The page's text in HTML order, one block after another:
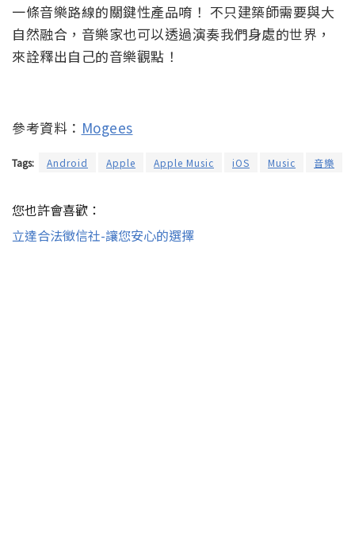
一條音樂路線的關鍵性產品唷！ 不只建築師需要與大
自然融合，音樂家也可以透過演奏我們身處的世界，
來詮釋出自己的音樂觀點！
參考資料： Mogees
Tags: Android Apple Apple Music iOS Music 音樂
您也許會喜歡：
立達合法徵信社-讓您安心的選擇